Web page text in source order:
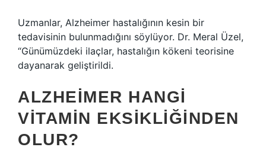
Uzmanlar, Alzheimer hastalığının kesin bir
tedavisinin bulunmadığını söylüyor. Dr. Meral Üzel,
“Günümüzdeki ilaçlar, hastalığın kökeni teorisine
dayanarak geliştirildi.
ALZHEIMER HANGI
VITAMIN EKSIKLIĞINDEN
OLUR?